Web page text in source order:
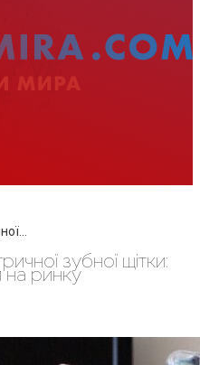
зубної щітки:
на ринку